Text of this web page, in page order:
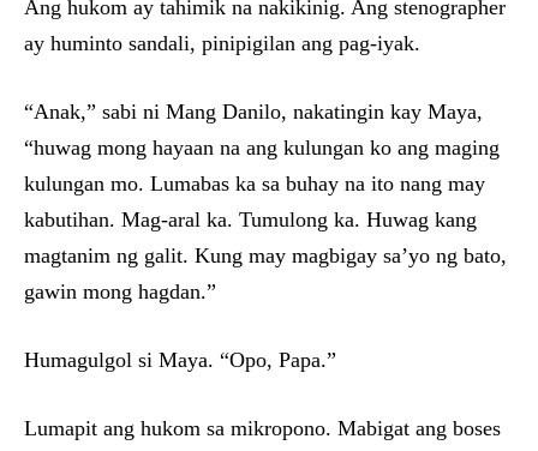
Ang hukom ay tahimik na nakikinig. Ang stenographer
ay huminto sandali, pinipigilan ang pag-iyak.
“Anak,” sabi ni Mang Danilo, nakatingin kay Maya,
“huwag mong hayaan na ang kulungan ko ang maging
kulungan mo. Lumabas ka sa buhay na ito nang may
kabutihan. Mag-aral ka. Tumulong ka. Huwag kang
magtanim ng galit. Kung may magbigay sa’yo ng bato,
gawin mong hagdan.”
Humagulgol si Maya. “Opo, Papa.”
Lumapit ang hukom sa mikropono. Mabigat ang boses